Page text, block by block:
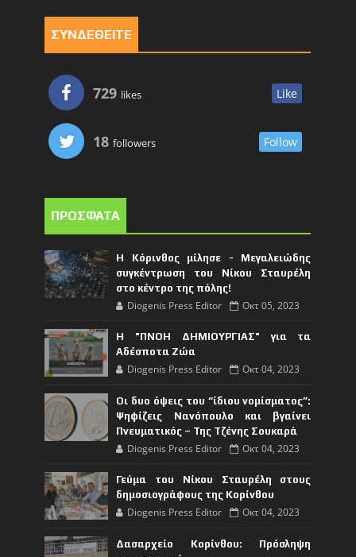
ΣΥΝΔΕΘΕΙΤΕ
729 likes Like
18 followers Follow
ΠΡΟΣΦΑΤΑ
Η Κόρινθος μίλησε - Μεγαλειώδης
συγκέντρωση του Νίκου Σταυρέλη
στο κέντρο της πόλης!
Diogenis Press Editor Οκτ 05, 2023
Η "ΠΝΟΗ ΔΗΜΙΟΥΡΓΙΑΣ" για τα
Αδέσποτα Ζώα
Diogenis Press Editor Οκτ 04, 2023
Οι δυο όψεις του “ίδιου νομίσματος”:
Ψηφίζεις Νανόπουλο και βγαίνει
Πνευματικός – Της Τζένης Σουκαρά
Diogenis Press Editor Οκτ 04, 2023
Γεύμα του Νίκου Σταυρέλη στους
δημοσιογράφους της Κορίνθου
Diogenis Press Editor Οκτ 04, 2023
Δασαρχείο Κορίνθου: Πρόσληψη